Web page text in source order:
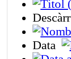
Data